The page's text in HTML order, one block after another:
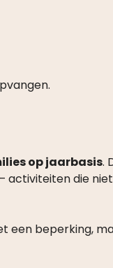
op jaarbasis.
activiteiten die
een beperking,